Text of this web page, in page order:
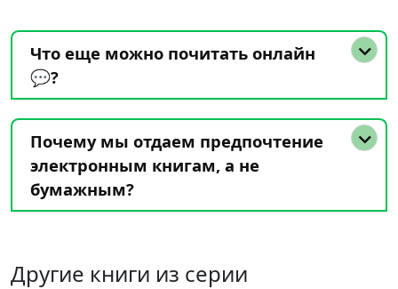
Что еще можно почитать онлайн
💬?
Почему мы отдаем предпочтение
электронным книгам, а не
бумажным?
Другие книги из серии